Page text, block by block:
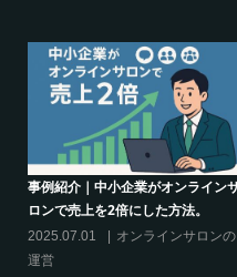
シリーズ連載【運営者のお悩み解
決】～現存のオンラインサロンをリ
スキリングに活用するには？